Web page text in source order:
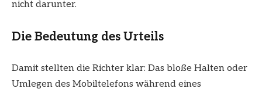
nicht darunter.
Die Bedeutung des Urteils
Damit stellten die Richter klar: Das bloße Halten oder
Umlegen des Mobiltelefons während eines